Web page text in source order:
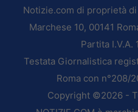
Notizie.com di proprietà
Marchese 10, 00141
Partita I.V.A.
Testata Giornalistica
Roma con n°208/
Copyright ©2026 -